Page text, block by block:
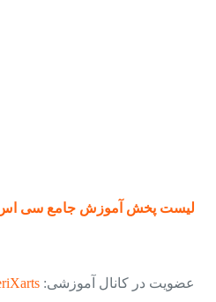
لیست پخش آموزش جامع سی
عضویت در کانال آموزشی: